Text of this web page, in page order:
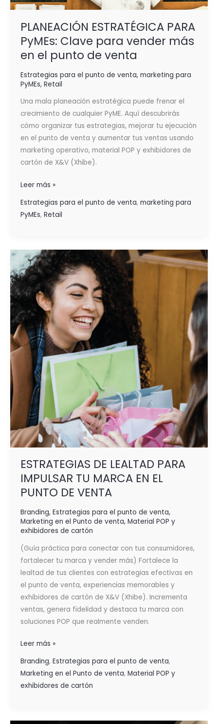
PLANEACIÓN ESTRATÉGICA PARA
PyMEs: Clave para vender más
en el punto de venta
Estrategias para el punto de venta, marketing para
PyMEs, Retail
Una mala planeación estratégica puede frenar el
crecimiento de cualquier PyME. Aquí descubrirás
cómo organizar tus estrategias, mejorar tu ejecución
en el punto de venta y aumentar tus ventas usando
marketing operativo, material POP y exhibidores de
cartón de X&V (Xhibe).
Leer más »
Estrategias para el punto de venta, marketing para
PyMEs, Retail
ESTRATEGIAS DE LEALTAD PARA
IMPULSAR TU MARCA EN EL
PUNTO DE VENTA
Branding, Estrategias para el punto de venta,
Marketing en el Punto de venta, Material POP y
exhibidores de cartón
(Guía práctica para conectar con tus consumidores,
fortalecer tu marca y vender más) Fortalece la
lealtad de tus clientes con estrategias efectivas en
el punto de venta, experiencias memorables y
exhibidores de cartón de X&V (Xhibe). Incrementa
ventas, genera fidelidad y destaca tu marca con
soluciones POP que realmente venden.
ESTRATEGIAS
DE
LEALTAD
PARA
IMPULSAR
TU
MARCA
EN
EL
PUNTO
VENTA
Leer más »
Branding, Estrategias para el punto de venta,
Marketing en el Punto de venta, Material POP y
exhibidores de cartón